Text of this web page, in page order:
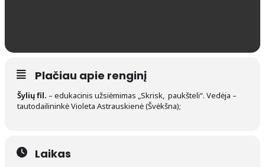
Plačiau apie renginį
Šylių fil. – edukacinis užsiėmimas „Skrisk, paukšteli“. Vedėja –
tautodailininkė Violeta Astrauskienė (Švėkšna);
Laikas